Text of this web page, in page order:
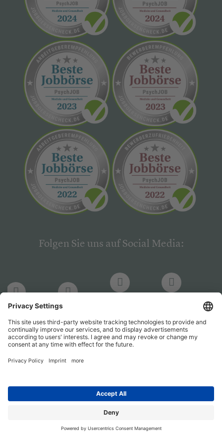
Folgen Sie uns auf Social Media:
LinkedIn
PsychJOB PsychJOB
Hogrefe
Verlag
Hogrefe
Verlag
Entwickelt durchJobiqo